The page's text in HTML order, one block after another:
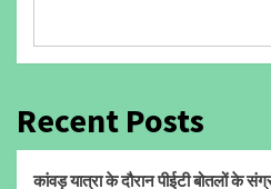
Recent Posts
कांवड़ यात्रा के दौरान पीईटी बोतलों के